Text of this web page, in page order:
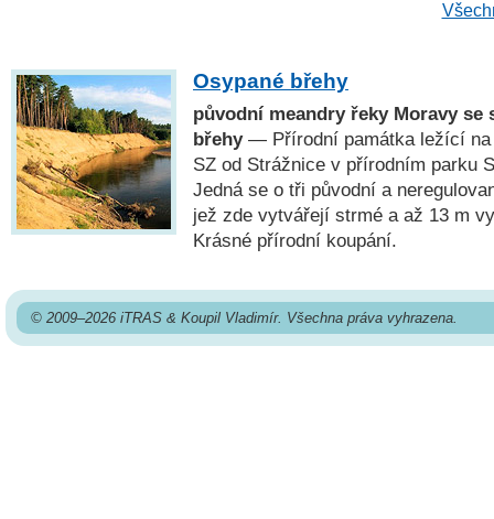
Osypané břehy
původní meandry řeky Moravy
břehy— Přírodní památka ležící na
SZ od Strážnice v přírodním parku
Jedná se o tři původní a
jež zde vytvářejí strmé a až 13 m
Krásné přírodní koupání.
© 2009–2026 iTRAS & Koupil Vladimír. Všechna práva vyhrazena.